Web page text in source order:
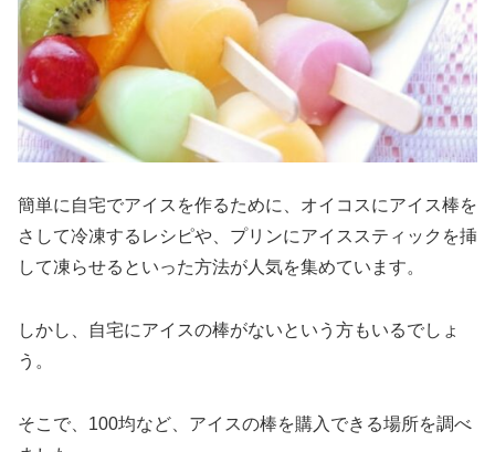
簡単に自宅でアイスを作るために、オイコスにアイス棒を
さして冷凍するレシピや、プリンにアイススティックを挿
して凍らせるといった方法が人気を集めています。
しかし、自宅にアイスの棒がないという方もいるでしょ
う。
そこで、100均など、アイスの棒を購入できる場所を調べ